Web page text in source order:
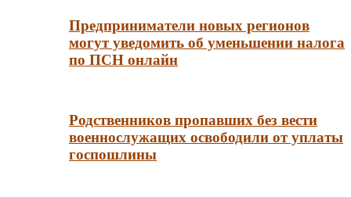
Предприниматели новых регионов
могут уведомить об уменьшении налога
по ПСН онлайн
Родственников пропавших без вести
военнослужащих освободили от уплаты
госпошлины